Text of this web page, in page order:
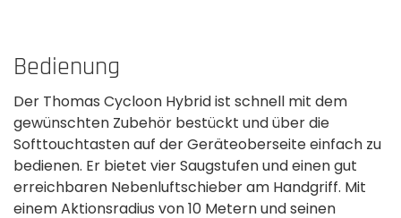
Bedienung
Der Thomas Cycloon Hybrid ist schnell mit dem
gewünschten Zubehör bestückt und über die
Softtouchtasten auf der Geräteoberseite einfach zu
bedienen. Er bietet vier Saugstufen und einen gut
erreichbaren Nebenluftschieber am Handgriff. Mit
einem Aktionsradius­ von 10 Metern und seinen